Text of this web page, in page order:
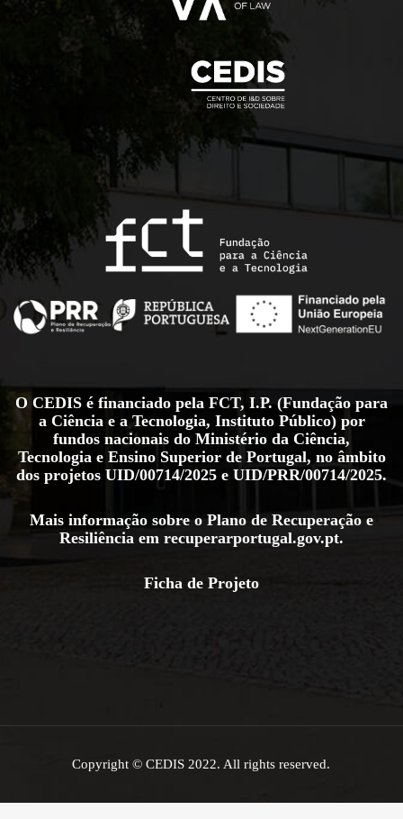
O CEDIS é financiado pela FCT, I.P. (Fundação para
a Ciência e a Tecnologia, Instituto Público) por
fundos nacionais do Ministério da Ciência,
Tecnologia e Ensino Superior de Portugal, no âmbito
dos projetos UID/00714/2025 e UID/PRR/00714/2025.
Mais informação sobre o Plano de Recuperação e
Resiliência em recuperarportugal.gov.pt.
Ficha de Projeto
Copyright © CEDIS 2022. All rights reserved.